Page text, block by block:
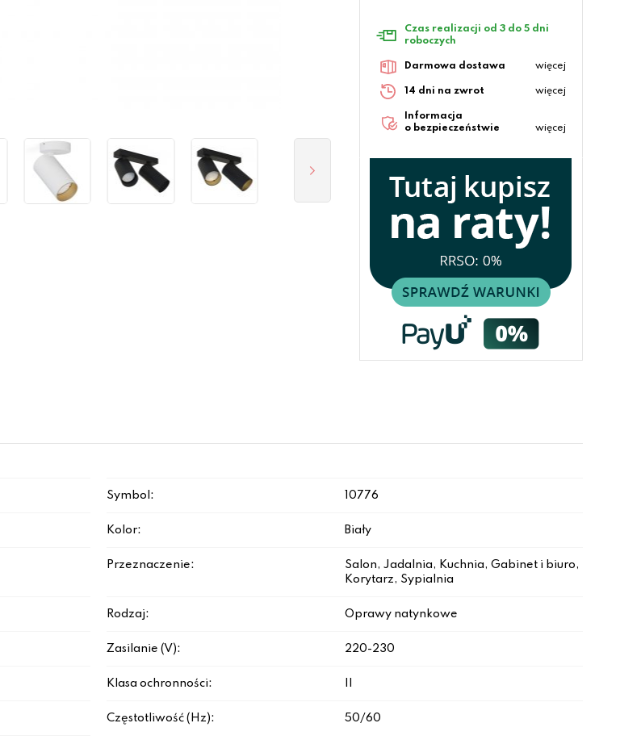
Czas realizacji od 3 do 5 dni
roboczych
Darmowa dostawa więcej
14 dni na zwrot więcej
Informacja
o bezpieczeństwie
więcej
Symbol: 10776
Kolor: Biały
Przeznaczenie:
Salon, Jadalnia, Kuchnia, Gabinet i biuro,
Korytarz, Sypialnia
Rodzaj: Oprawy natynkowe
Zasilanie (V): 220-230
Klasa ochronności:
Częstotliwość (Hz): 50/60